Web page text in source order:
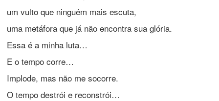
um vulto que ninguém mais escuta,
uma metáfora que já não encontra sua glória.
Essa é a minha luta…
E o tempo corre…
Implode, mas não me socorre.
O tempo destrói e reconstrói…